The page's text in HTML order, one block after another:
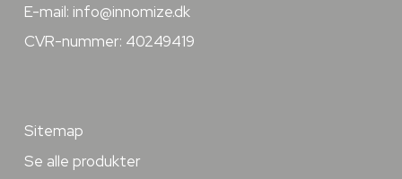
E-mail: info@innomize.dk
CVR-nummer: 40249419
Sitemap
Se alle produkter